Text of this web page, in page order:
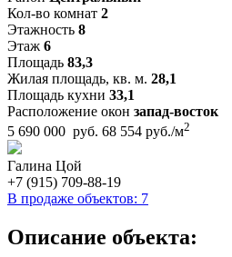
Кол-во комнат 2
Этажность 8
Этаж 6
Площадь 83,3
Жилая площадь, кв. м. 28,1
Площадь кухни 33,1
Расположение окон запад-восток
5 690 000 руб. 68 554 руб./м2
Галина Цой
+7 (915) 709-88-19
В продаже объектов: 7
Описание объекта: